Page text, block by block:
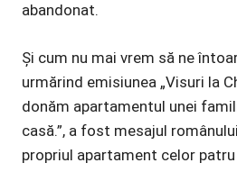
abandonat.
Și cum nu mai vrem să ne
urmărind emisiunea „Visuri la
donăm apartamentul unei
casă.”, a fost mesajul
propriul apartament celor